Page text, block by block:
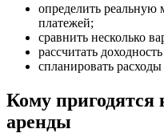
определить реальную
платежей;
сравнить несколько
рассчитать
спланировать
Кому пригодятся
аренды